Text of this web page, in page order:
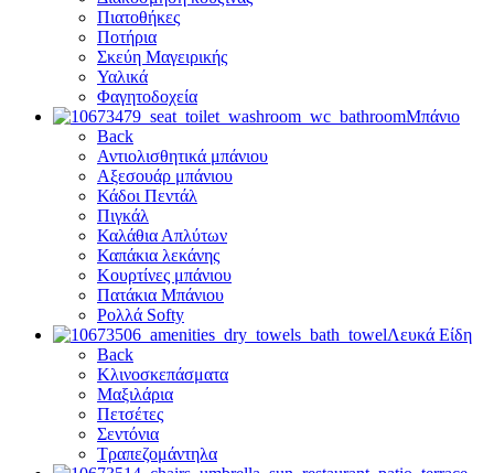
Πιατοθήκες
Ποτήρια
Σκεύη Μαγειρικής
Υαλικά
Φαγητοδοχεία
Μπάνιο
Back
Αντιολισθητικά μπάνιου
Αξεσουάρ μπάνιου
Κάδοι Πεντάλ
Πιγκάλ
Καλάθια Απλύτων
Καπάκια λεκάνης
Κουρτίνες μπάνιου
Πατάκια Μπάνιου
Ρολλά Softy
Λευκά Είδη
Back
Κλινοσκεπάσματα
Μαξιλάρια
Πετσέτες
Σεντόνια
Τραπεζομάντηλα